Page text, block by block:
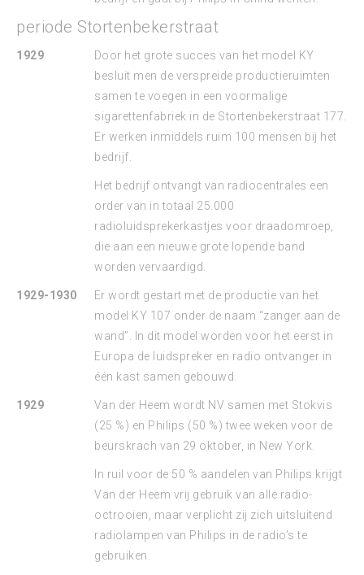
periode Stortenbekerstraat
1929
Door het grote succes van het model KY
besluit men de verspreide productieruimten
samen te voegen in een voormalige
sigarettenfabriek in de Stortenbekerstraat 177.
Er werken inmiddels ruim 100 mensen bij het
bedrijf.
Het bedrijf ontvangt van radiocentrales een
order van in totaal 25.000
radioluidsprekerkastjes voor draadomroep,
die aan een nieuwe grote lopende band
worden vervaardigd.
1929-1930
Er wordt gestart met de productie van het
model KY 107 onder de naam “zanger aan de
wand”. In dit model worden voor het eerst in
Europa de luidspreker en radio ontvanger in
één kast samen gebouwd.
1929
Van der Heem wordt NV samen met Stokvis
(25 %) en Philips (50 %) twee weken voor de
beurskrach van 29 oktober, in New York.
In ruil voor de 50 % aandelen van Philips krijgt
Van der Heem vrij gebruik van alle radio-
octrooien, maar verplicht zij zich uitsluitend
radiolampen van Philips in de radio’s te
gebruiken.